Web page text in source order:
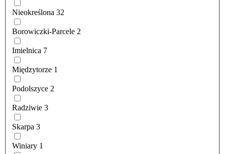
Nieokreślona 32
Borowiczki-Parcele 2
Imielnica 7
Międzytorze 1
Podolszyce 2
Radziwie 3
Skarpa 3
Winiary 1